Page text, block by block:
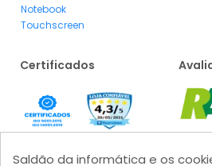
Notebook
Touchscreen
Certificados
Saldão da informática e os